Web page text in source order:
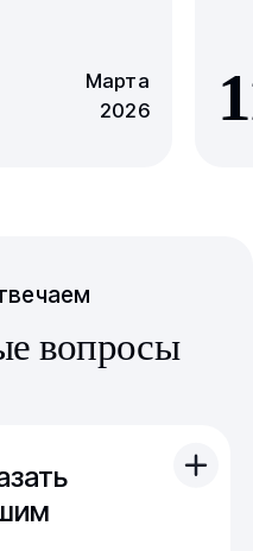
Марта
2026
вопросы